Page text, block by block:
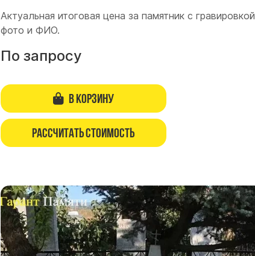
Актуальная итоговая цена за памятник с гравировкой
фото и ФИО.
По запросу
В корзину
Рассчитать стоимость